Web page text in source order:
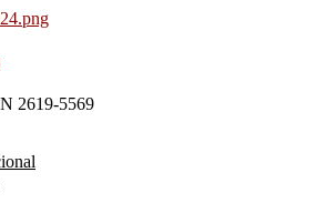
2619-5569